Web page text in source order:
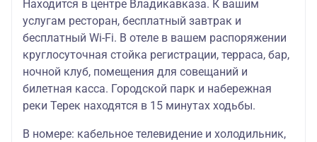
Находится в центре Владикавказа. К вашим
услугам ресторан, бесплатный завтрак и
бесплатный Wi-Fi. В отеле в вашем распоряжении
круглосуточная стойка регистрации, терраса, бар,
ночной клуб, помещения для совещаний и
билетная касса. Городской парк и набережная
реки Терек находятся в 15 минутах ходьбы.
В номере: кабельное телевидение и холодильник,